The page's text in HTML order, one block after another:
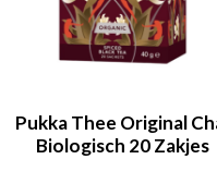
Pukka Thee Original
Biologisch 20 Zakjes